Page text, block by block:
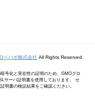
ペパボ株式会社 All Rights Reserved.
号化と実在性の証明のため、GMOグロ
サーバ証明書を使用しております。 セ
明書の検証結果をご確認ください。